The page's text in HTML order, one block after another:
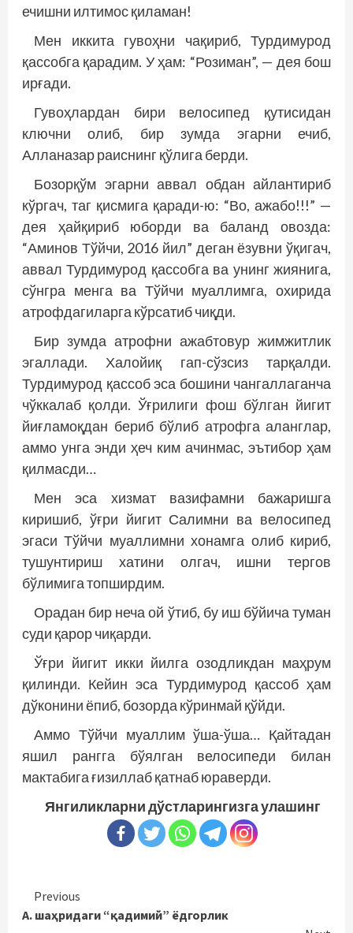
ечишни илтимос қиламан!
Мен иккита гувоҳни чақириб, Турдимурод
қассобга қарадим. У ҳам: “Розиман”, — дея бош
ирғади.
Гувоҳлардан бири велосипед қутисидан
ключни олиб, бир зумда эгарни ечиб,
Алланазар раиснинг қўлига берди.
Бозорқўм эгарни аввал обдан айлантириб
кўргач, таг қисмига қаради-ю: “Во, ажабо!!!” —
дея ҳайқириб юборди ва баланд овозда:
“Аминов Тўйчи, 2016 йил” деган ёзувни ўқигач,
аввал Турдимурод қассобга ва унинг жиянига,
сўнгра менга ва Тўйчи муаллимга, охирида
атрофдагиларга кўрсатиб чиқди.
Бир зумда атрофни ажабтовур жимжитлик
эгаллади. Халойиқ гап-сўзсиз тарқалди.
Турдимурод қассоб эса бошини чангаллаганча
чўккалаб қолди. Ўғрилиги фош бўлган йигит
йиғламоқдан бериб бўлиб атрофга аланглар,
аммо унга энди ҳеч ким ачинмас, эътибор ҳам
қилмасди…
Мен эса хизмат вазифамни бажаришга
киришиб, ўғри йигит Салимни ва велосипед
эгаси Тўйчи муаллимни хонамга олиб кириб,
тушунтириш хатини олгач, ишни тергов
бўлимига топширдим.
Орадан бир неча ой ўтиб, бу иш бўйича туман
суди қарор чиқарди.
Ўғри йигит икки йилга озодликдан маҳрум
қилинди. Кейин эса Турдимурод қассоб ҳам
дўконини ёпиб, бозорда кўринмай қўйди.
Аммо Тўйчи муаллим ўша-ўша… Қайтадан
яшил рангга бўялган велосипеди билан
мактабига ғизиллаб қатнаб юраверди.
Янгиликларни дўстларингизга улашинг
Continue
Reading
Previous
А. шаҳридаги “қадимий” ёдгорлик